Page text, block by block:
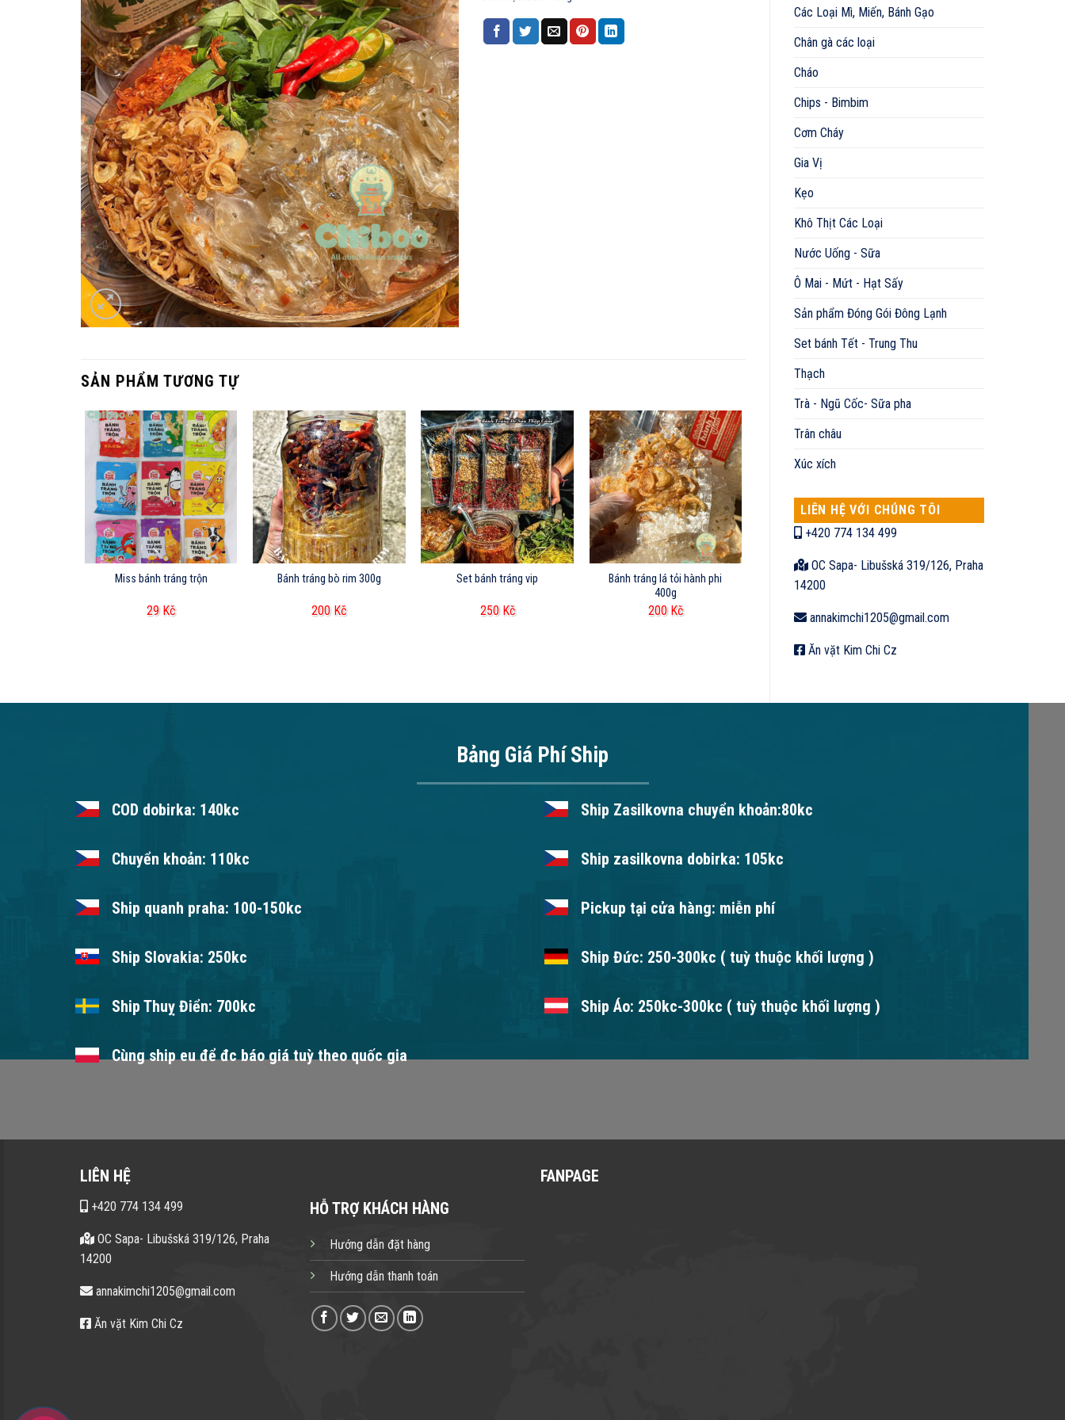
Các Loại Mì, Miến, Bánh Gạo
Chân gà các loại
Cháo
Chips - Bimbim
Cơm Cháy
Gia Vị
Kẹo
Khô Thịt Các Loại
Nước Uống - Sữa
Ô Mai - Mứt - Hạt Sấy
Sản phẩm Đóng Gói Đông Lạnh
Set bánh Tết - Trung Thu
Thạch
Trà - Ngũ Cốc- Sữa pha
Trân châu
Xúc xích
LIÊN HỆ VỚI CHÚNG TÔI
+420 774 134 499
OC Sapa- Libušská 319/126, Praha
14200
annakimchi1205@gmail.com
Ăn vặt Kim Chi Cz
SẢN PHẨM TƯƠNG TỰ
Miss bánh tráng trộn
29 Kč
Bánh tráng bò rim 300g
200 Kč
Set bánh tráng vip
250 Kč
Bánh tráng lá tỏi hành phi
400g
200 Kč
Bảng Giá Phí Ship
COD dobirka: 140kc Ship Zasilkovna chuyển khoản:80kc
Chuyển khoản: 110kc Ship zasilkovna dobirka: 105kc
Ship quanh praha: 100-150kc Pickup tại cửa hàng: miễn phí
Ship Slovakia: 250kc Ship Đức: 250-300kc ( tuỳ thuộc khối lượng )
Ship Thuỵ Điển: 700kc Ship Áo: 250kc-300kc ( tuỳ thuộc khối lượng )
Cùng ship eu để đc báo giá tuỳ theo quốc gia
LIÊN HỆ
+420 774 134 499
OC Sapa- Libušská 319/126, Praha
14200
annakimchi1205@gmail.com
Ăn vặt Kim Chi Cz
HỖ TRỢ KHÁCH HÀNG
Hướng dẫn đặt hàng
Hướng dẫn thanh toán
FANPAGE